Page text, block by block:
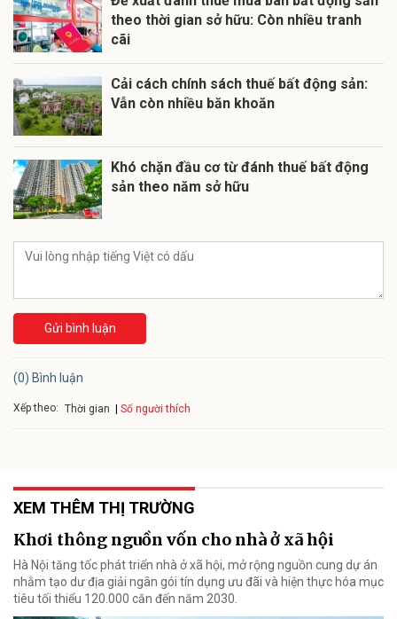
theo thời gian sở hữu: Còn nhiều tranh
cãi
Cải cách chính sách thuế bất động sản:
Vẫn còn nhiều băn khoăn
Khó chặn đầu cơ từ đánh thuế bất động
sản theo năm sở hữu
Gửi bình luận
(0) Bình luận
Xếp theo: Thời gian Số người thích
XEM THÊM THỊ TRƯỜNG
Khơi thông nguồn vốn cho nhà ở xã hội
Hà Nội tăng tốc phát triển nhà ở xã hội, mở rộng nguồn cung dự án
nhằm tạo dư địa giải ngân gói tín dụng ưu đãi và hiện thực hóa mục
tiêu tối thiểu 120.000 căn đến năm 2030.